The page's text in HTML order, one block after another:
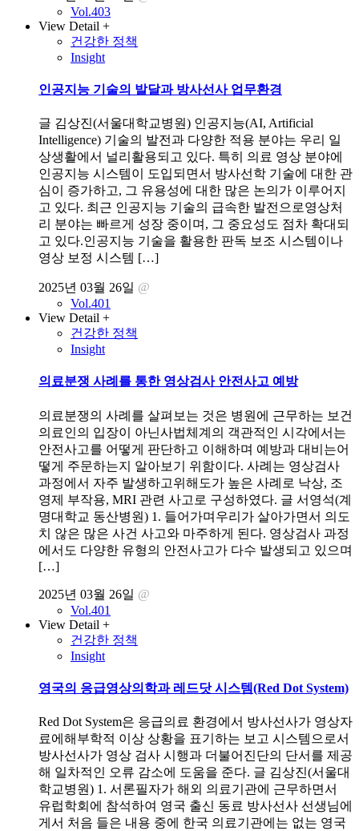
Vol.403
View Detail +
건강한 정책
Insight
인공지능 기술의 발달과 방사선사 업무환경
글 김상진(서울대학교병원) 인공지능(AI, Artificial
Intelligence) 기술의 발전과 다양한 적용 분야는 우리 일
상생활에서 널리활용되고 있다. 특히 의료 영상 분야에
인공지능 시스템이 도입되면서 방사선학 기술에 대한 관
심이 증가하고, 그 유용성에 대한 많은 논의가 이루어지
고 있다. 최근 인공지능 기술의 급속한 발전으로영상처
리 분야는 빠르게 성장 중이며, 그 중요성도 점차 확대되
고 있다.인공지능 기술을 활용한 판독 보조 시스템이나
영상 보정 시스템 […]
2025년 03월 26일 @
Vol.401
View Detail +
건강한 정책
Insight
의료분쟁 사례를 통한 영상검사 안전사고 예방
의료분쟁의 사례를 살펴보는 것은 병원에 근무하는 보건
의료인의 입장이 아닌사법체계의 객관적인 시각에서는
안전사고를 어떻게 판단하고 이해하며 예방과 대비는어
떻게 주문하는지 알아보기 위함이다. 사례는 영상검사
과정에서 자주 발생하고위해도가 높은 사례로 낙상, 조
영제 부작용, MRI 관련 사고로 구성하였다. 글 서영석(계
명대학교 동산병원) 1. 들어가며우리가 살아가면서 의도
치 않은 많은 사건 사고와 마주하게 된다. 영상검사 과정
에서도 다양한 유형의 안전사고가 다수 발생되고 있으며
[…]
2025년 03월 26일 @
Vol.401
View Detail +
건강한 정책
Insight
영국의 응급영상의학과 레드닷 시스템(Red Dot System)
Red Dot System은 응급의료 환경에서 방사선사가 영상자
료에해부학적 이상 상황을 표기하는 보고 시스템으로서
방사선사가 영상 검사 시행과 더불어진단의 단서를 제공
해 일차적인 오류 감소에 도움을 준다. 글 김상진(서울대
학교병원) 1. 서론필자가 해외 의료기관에 근무하면서
유럽학회에 참석하여 영국 출신 동료 방사선사 선생님에
게서 처음 들은 내용 중에 한국 의료기관에는 없는 영국